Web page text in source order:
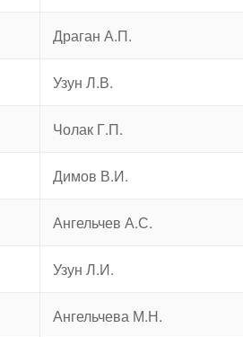
Драган А.П.
Узун Л.В.
Чолак Г.П.
Димов В.И.
Ангельчев А.С.
Узун Л.И.
Ангельчева М.Н.